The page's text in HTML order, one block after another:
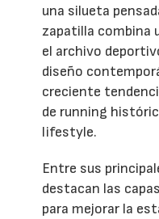
una silueta
zapatilla combina
el archivo
diseño
creciente
de running
lifestyle.
Entre sus
destacan las
para mejorar la